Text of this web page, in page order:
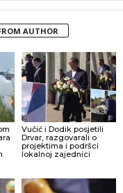
AUTHOR
Vučić i Dodik posjetili
Drvar, razgovarali o
projektima i podršci
lokalnoj zajednici